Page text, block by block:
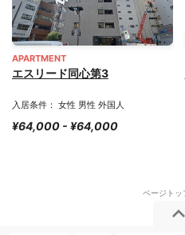
APARTMENT
エスリード同心第3
入居条件： 女性 男性 外国人
¥64,000 - ¥64,000